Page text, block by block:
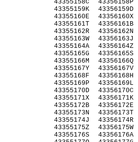
43355158C
43355159K
43355160E
43355161T
43355162R
43355163W
43355164A
43355165G
43355166M
43355167Y
43355168F
43355169P
43355170D
43355171X
43355172B
43355173N
43355174J
43355175Z
43355176S
43356158P
43356159D
43356160X
43356161B
43356162N
43356163J
43356164Z
43356165S
43356166Q
43356167V
43356168H
43356169L
43356170C
43356171K
43356172E
43356173T
43356174R
43356175W
43356176A